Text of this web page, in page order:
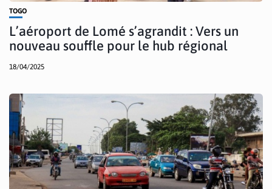
TOGO
L’aéroport de Lomé s’agrandit : Vers un
nouveau souffle pour le hub régional
18/04/2025